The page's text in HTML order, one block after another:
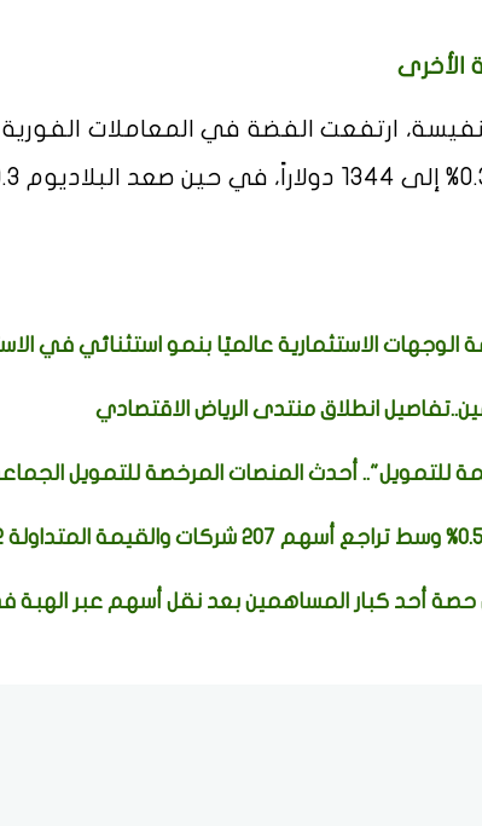
الأخرى
الاستثمارية عالميًا بنمو استثنائي في
انطلاق منتدى الرياض الاقتصادي
أحدث المنصات المرخصة للتمويل
أحد كبار المساهمين بعد نقل أسهم عبر الهبة